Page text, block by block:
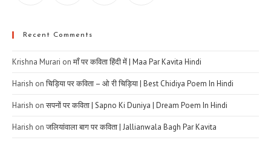
Recent Comments
Krishna Murari onमाँ पर कविता हिंदी में | Maa Par Kavita Hindi
Harish onचिड़िया पर कविता – ओ री चिड़िया | Best Chidiya Poem In Hindi
Harish onसपनों पर कविता | Sapno Ki Duniya | Dream Poem In Hindi
Harish onजलियांवाला बाग पर कविता | Jallianwala Bagh Par Kavita